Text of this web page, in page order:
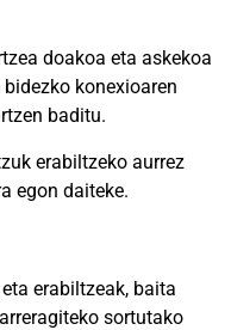
doakoa eta askekoa
konexioaren
baditu.
erabiltzeko aurrez
egon daiteke.
erabiltzeak, baita
sortutako